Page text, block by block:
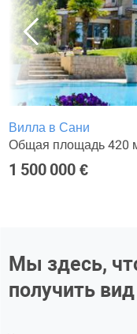
Вилла в Сани
Общая площадь 420
1 500 000 €
Мы здесь,
получить